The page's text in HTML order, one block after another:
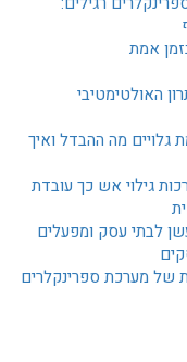
אמת
האולטימטיבי
גלויים מה ההבדל ואיך
גילוי אש כך עובדת
לבתי עסק ומפעלים
של מערכת ספרינקלרים